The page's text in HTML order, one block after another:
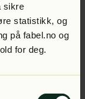
sikre
statistikk, og
på fabel.no og
for deg.